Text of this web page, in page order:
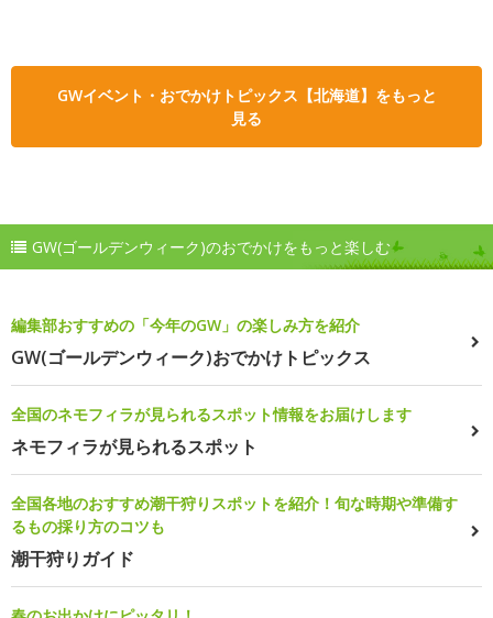
GWイベント・おでかけトピックス【北海道】をもっと
見る
GW(ゴールデンウィーク)のおでかけをもっと楽しむ
編集部おすすめの「今年のGW」の楽しみ方を紹介
GW(ゴールデンウィーク)おでかけトピックス
全国のネモフィラが見られるスポット情報をお届けします
ネモフィラが見られるスポット
全国各地のおすすめ潮干狩りスポットを紹介！旬な時期や準備す
るもの採り方のコツも
潮干狩りガイド